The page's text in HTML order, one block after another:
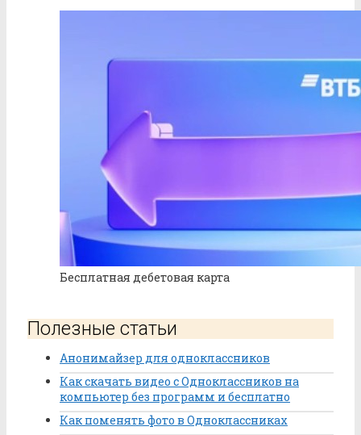
Бесплатная дебетовая карта
Полезные статьи
Анонимайзер для одноклассников
Как скачать видео с Одноклассников на
компьютер без программ и бесплатно
Как поменять фото в Одноклассниках